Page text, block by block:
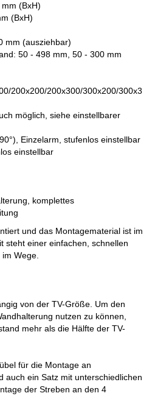
(BxH)
(BxH)
mm (ausziehbar)
50 - 498 mm, 50 - 300 mm
200x200/200x300/300x200/300x3
möglich, siehe einstellbarer
Einzelarm, stufenlos einstellbar
einstellbar
komplettes
und das Montagematerial ist im
steht einer einfachen, schnellen
Wege.
von der TV-Größe. Um den
nutzen zu können,
mehr als die Hälfte der TV-
für die Montage an
auch ein Satz mit unterschiedlichen
der Streben an den 4